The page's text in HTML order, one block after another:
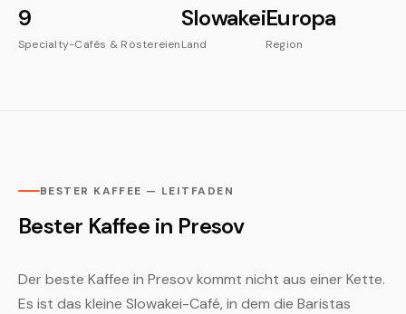
9
Specialty-Cafés & Röstereien
Slowakei
Land
Europa
Region
BESTER KAFFEE — LEITFADEN
Bester Kaffee in Presov
Der beste Kaffee in Presov kommt nicht aus einer Kette.
Es ist das kleine Slowakei-Café, in dem die Baristas